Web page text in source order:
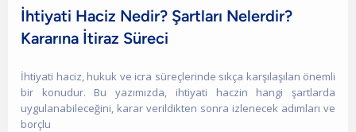
İhtiyati Haciz Nedir? Şartları Nelerdir?
Kararına İtiraz Süreci
İhtiyati haciz, hukuk ve icra süreçlerinde sıkça karşılaşılan önemli
bir konudur. Bu yazımızda, ihtiyati haczin hangi şartlarda
uygulanabileceğini, karar verildikten sonra izlenecek adımları ve
borçlu